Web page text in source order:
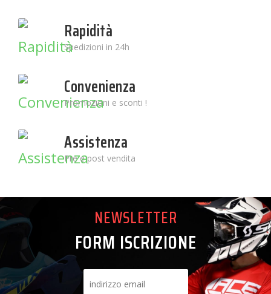
Rapidità
Spedizioni in 24h
Convenienza
Promozioni e sconti !
Assistenza
Pre e post vendita
NEWSLETTER
FORM ISCRIZIONE